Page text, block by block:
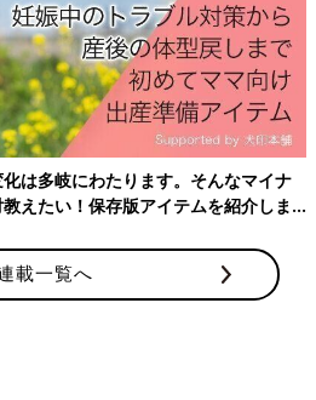
ていなくて、トイトレもやっていま
ません。そこでこの作戦を実行して
ろして、おしっこがおむつに吸われ
をあて、小さい頃に使っていた捨て
朝におしっこが染み込んだガーゼを
は多岐にわたります。そんなマイナ
えたい！保存版アイテムを紹介しま
載一覧へ